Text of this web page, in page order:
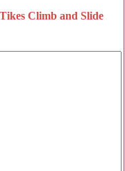
Climb and Slide